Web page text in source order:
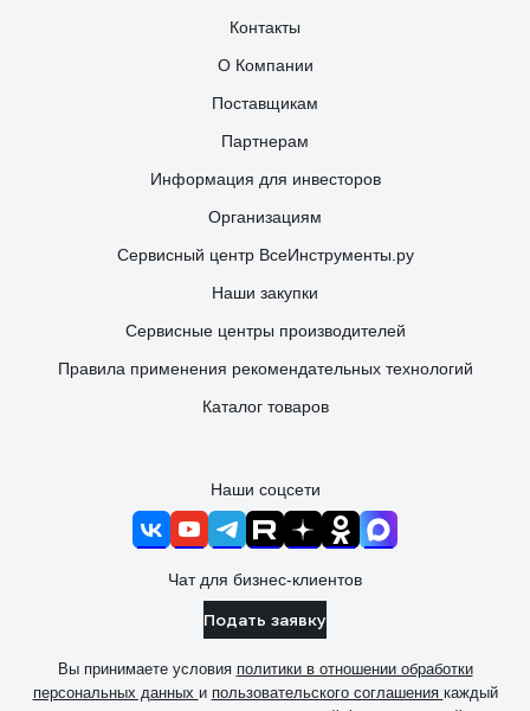
Контакты
О Компании
Поставщикам
Партнерам
Информация для инвесторов
Организациям
Сервисный центр ВсеИнструменты.ру
Наши закупки
Сервисные центры производителей
Правила применения рекомендательных технологий
Каталог товаров
Наши соцсети
Чат для бизнес-клиентов
Подать заявку
Вы принимаете условия политики в отношении обработки
персональных данных и пользовательского соглашения каждый